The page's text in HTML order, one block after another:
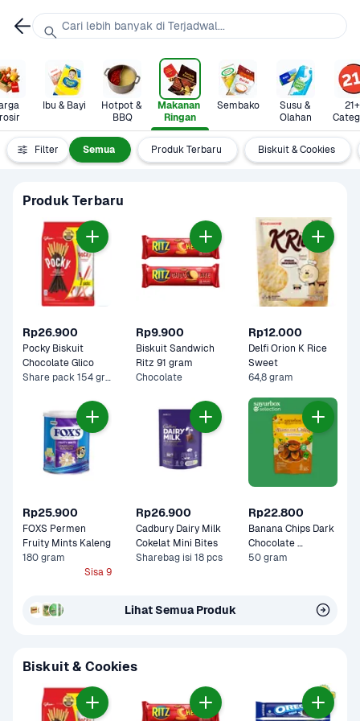
Ibu & Bayi
Hotpot &
BBQ
Makanan
Ringan
Sembako
Susu &
Olahan
21+
Filter Semua Produk Terbaru Biskuit & Cookies
Produk Terbaru
Rp26.900
Pocky Biskuit
Share pack 154 gram
Rp9.900
Biskuit Sandwich
Ritz 91 gram
Chocolate
Rp12.000
Delfi Orion K Rice
64,8 gram
Rp25.900
FOXS Permen
180 gram
Sisa 9
Rp26.900
Cadbury Dairy Milk
Cokelat Mini Bites
Sharebag isi 18 pcs
Rp22.800
Banana Chips Dark
Chocolate
Sayurbox Selection
50 gram
Lihat Semua Produk
Biskuit & Cookies
Cari lebih banyak di Terjadwal...